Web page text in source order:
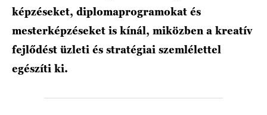
képzéseket, diplomaprogramokat és
mesterképzéseket is kínál, miközben a kreatív
fejlődést üzleti és stratégiai szemlélettel
egészíti ki.